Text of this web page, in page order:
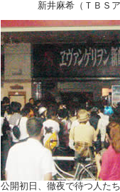
新井麻希（ＴＢＳア
公開初日、徹夜で待つ人た